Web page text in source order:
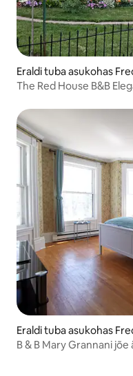
Eraldi tuba asukohas
The Red House B&B
Eraldi tuba asukohas
B & B Mary Grannani